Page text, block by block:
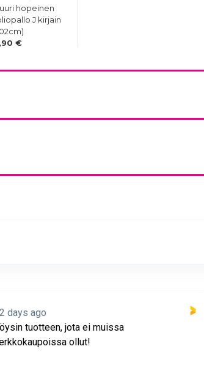
hopeinen
J kirjain
€
days ago
tuotteen, jota ei muissa
ollut!